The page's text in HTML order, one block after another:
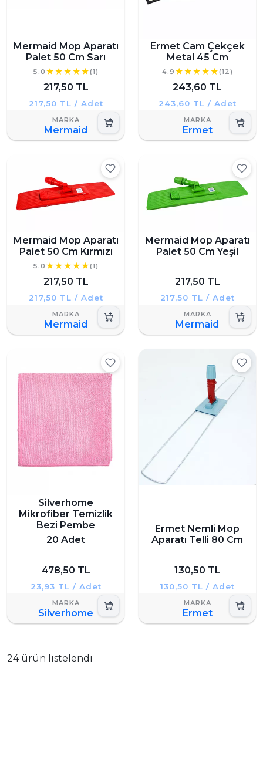
Mermaid Mop Aparatı
Palet 50 Cm Sarı
5.0 (1)
217,50 TL
217,50 TL / Adet
Mermaid
Ermet Cam Çekçek
Metal 45 Cm
4.9 (12)
243,60 TL
243,60 TL / Adet
Ermet
Mermaid Mop Aparatı
Palet 50 Cm Kırmızı
5.0 (1)
217,50 TL
217,50 TL / Adet
Mermaid
Mermaid Mop Aparatı
Palet 50 Cm Yeşil
217,50 TL
217,50 TL / Adet
Mermaid
Silverhome
Mikrofiber Temizlik
Bezi Pembe
20 Adet
478,50 TL
23,93 TL / Adet
Silverhome
Ermet Nemli Mop
Aparatı Telli 80 Cm
130,50 TL
130,50 TL / Adet
Ermet
24 ürün listelendi